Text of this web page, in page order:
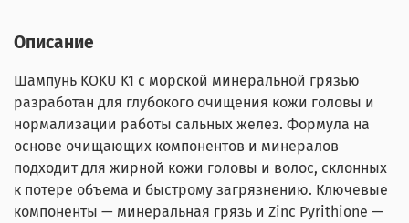
Описание
Шампунь KOKU K1 с морской минеральной грязью
разработан для глубокого очищения кожи головы и
нормализации работы сальных желез. Формула на
основе очищающих компонентов и минералов
подходит для жирной кожи головы и волос, склонных
к потере объема и быстрому загрязнению. Ключевые
компоненты — минеральная грязь и Zinc Pyrithione —